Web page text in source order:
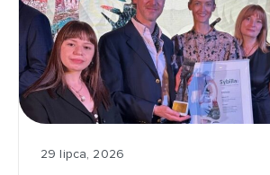
29 lipca, 2026